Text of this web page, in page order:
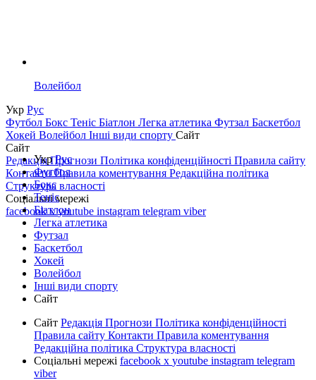
Волейбол
Укр Рус
Футбол Бокс Теніс Біатлон Легка атлетика Футзал Баскетбол
Хокей Волейбол Інші види спорту Сайт
Сайт
РедакціяПрогнози Політика конфіденційності Правила сайту
КонтактиПравила коментування Редакційна політика
Структура власності
Соціальні мережі
facebookxyoutube instagram telegram viber
УкрРус
Футбол
Бокс
Теніс
Біатлон
Легка атлетика
Футзал
Баскетбол
Хокей
Волейбол
Інші види спорту
Сайт
Сайт Редакція Прогнози Політика конфіденційності
Правила сайту Контакти Правила коментування
Редакційна політика Структура власності
Соціальні мережі facebook x youtube instagram telegram
viber